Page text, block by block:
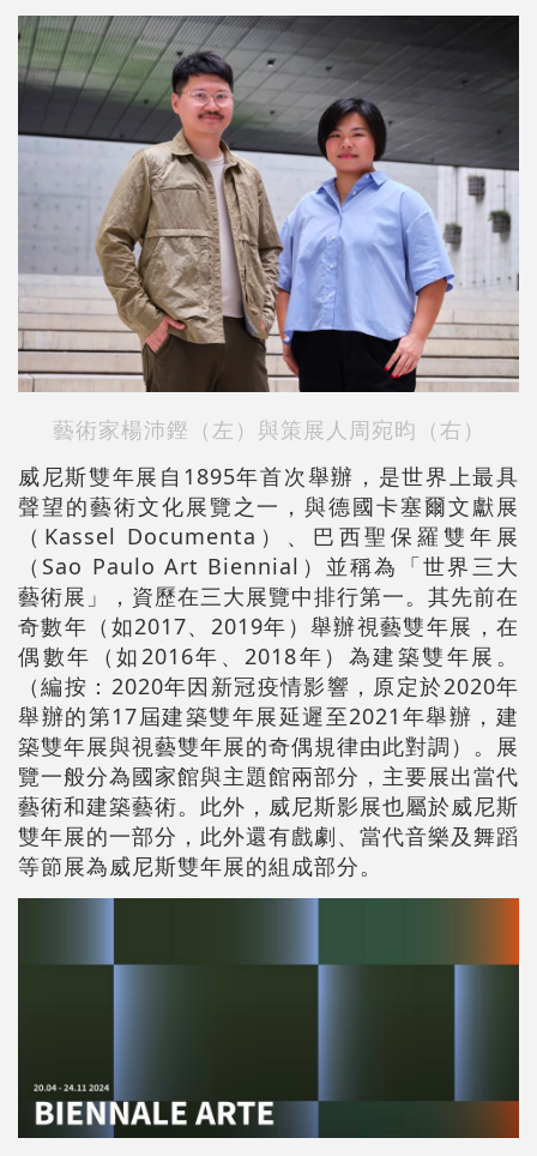
藝術家楊沛鏗（左）與策展人周宛昀（右）
威尼斯雙年展自1895年首次舉辦，是世界上最具
聲望的藝術文化展覽之一，與德國卡塞爾文獻展
（Kassel Documenta）、巴西聖保羅雙年展
（Sao Paulo Art Biennial）並稱為「世界三大
藝術展」，資歷在三大展覽中排行第一。其先前在
奇數年（如2017、2019年）舉辦視藝雙年展，在
偶數年（如2016年、2018年）為建築雙年展。
（編按：2020年因新冠疫情影響，原定於2020年
舉辦的第17屆建築雙年展延遲至2021年舉辦，建
築雙年展與視藝雙年展的奇偶規律由此對調）。展
覽一般分為國家館與主題館兩部分，主要展出當代
藝術和建築藝術。此外，威尼斯影展也屬於威尼斯
雙年展的一部分，此外還有戲劇、當代音樂及舞蹈
等節展為威尼斯雙年展的組成部分。